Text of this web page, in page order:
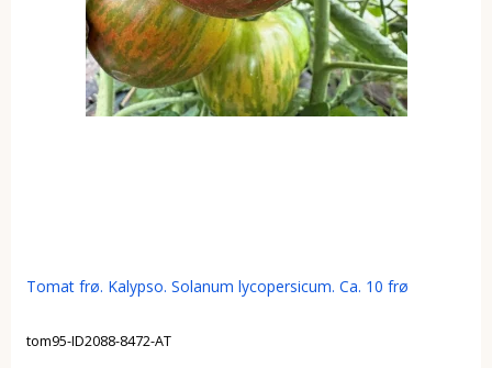
Tomat frø. Kalypso. Solanum lycopersicum. Ca. 10 frø
tom95-ID2088-8472-AT